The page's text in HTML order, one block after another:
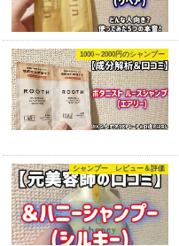
1000～2000円のシャンプー
シャンプー レビュー＆評価